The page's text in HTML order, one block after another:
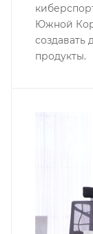
Южной
создавать
продукты.